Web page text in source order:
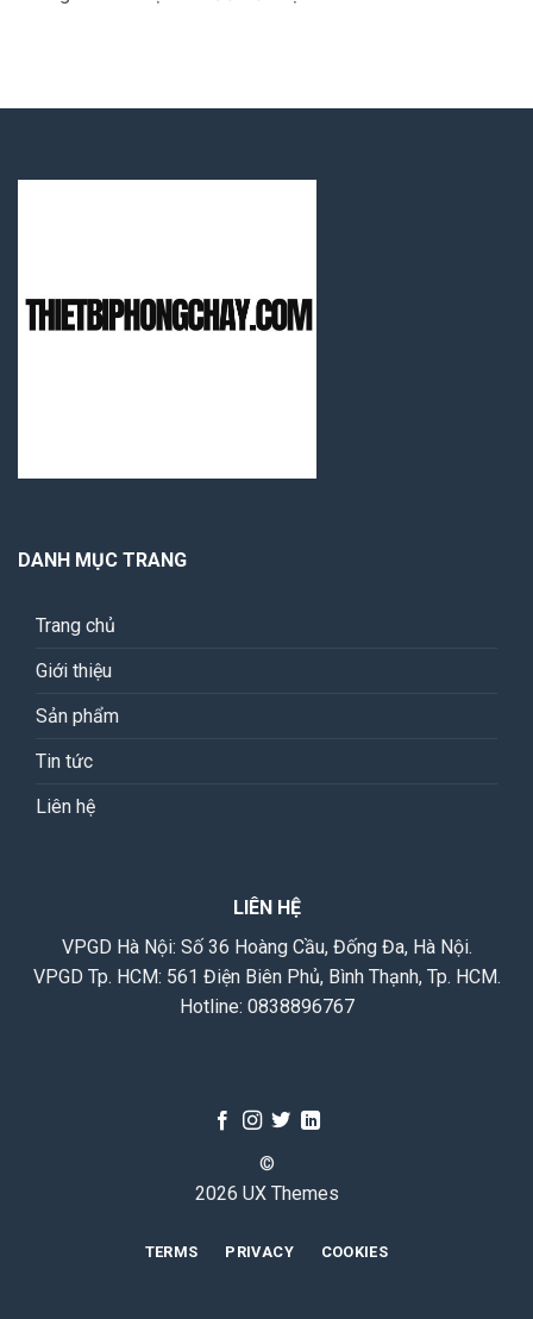
DANH MỤC TRANG
Trang chủ
Giới thiệu
Sản phẩm
Tin tức
Liên hệ
LIÊN HỆ
VPGD Hà Nội: Số 36 Hoàng Cầu, Đống Đa, Hà Nội.
VPGD Tp. HCM: 561 Điện Biên Phủ, Bình Thạnh, Tp. HCM.
Hotline: 0838896767
©
2026 UX Themes
TERMS PRIVACY COOKIES